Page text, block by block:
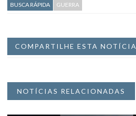
BUSCA RÁPIDA GUERRA
COMPARTILHE ESTA NOTÍCIA
NOTÍCIAS RELACIONADAS